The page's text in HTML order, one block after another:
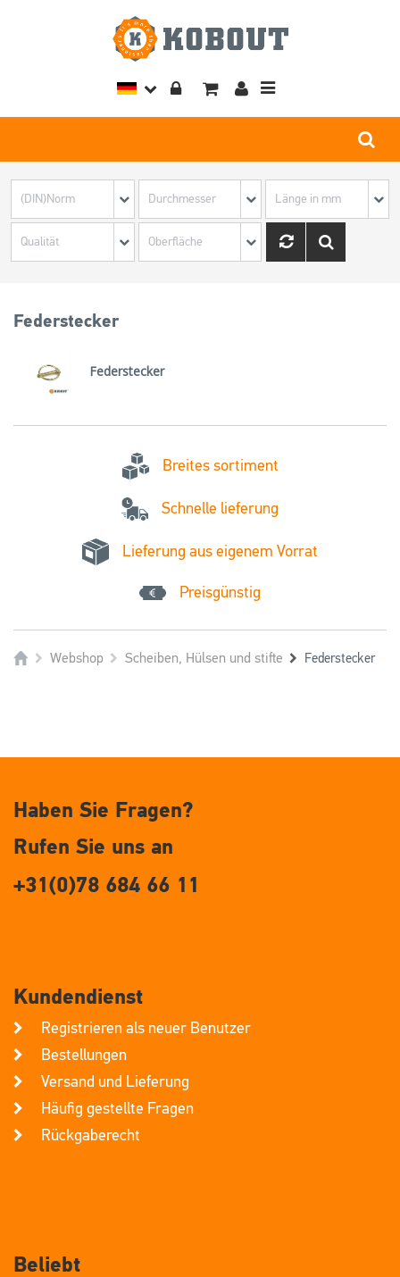
Toggle
Federstecker
Federstecker
Breites sortiment
Schnelle lieferung
Lieferung aus eigenem Vorrat
Preisgünstig
Webshop Scheiben, Hülsen und stifte Federstecker
Haben Sie Fragen?
Rufen Sie uns an
+31(0)78 684 66 11
Kundendienst
Registrieren als neuer Benutzer
Bestellungen
Versand und Lieferung
Häufig gestellte Fragen
Rückgaberecht
Beliebt